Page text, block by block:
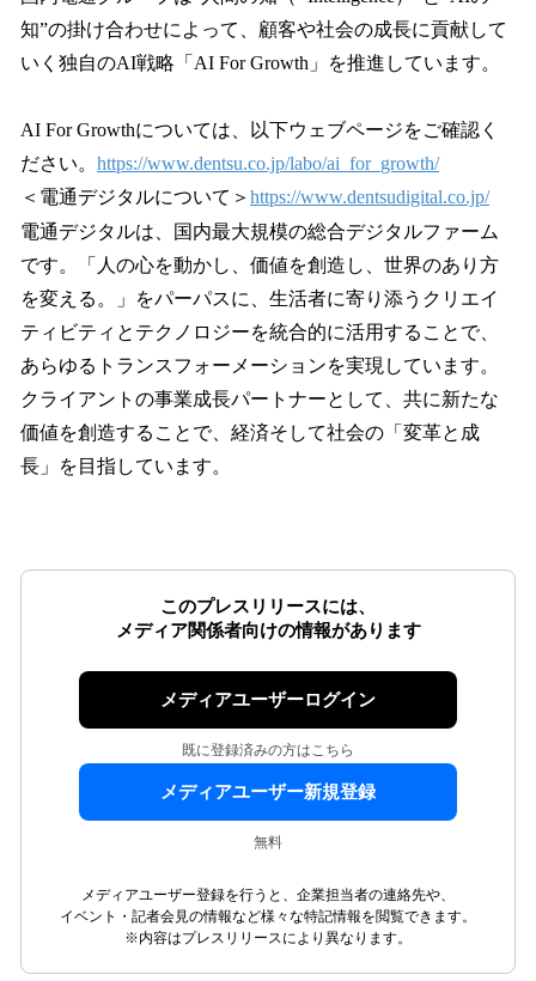
知”の掛け合わせによって、顧客や社会の成長に貢献して
いく独自のAI戦略「AI For Growth」を推進しています。
AI For Growthについては、以下ウェブページをご確認く
ださい。 https://www.dentsu.co.jp/labo/ai_for_growth/
＜電通デジタルについて＞ https://www.dentsudigital.co.jp/
電通デジタルは、国内最大規模の総合デジタルファーム
です。「人の心を動かし、価値を創造し、世界のあり方
を変える。」をパーパスに、生活者に寄り添うクリエイ
ティビティとテクノロジーを統合的に活用することで、
あらゆるトランスフォーメーションを実現しています。
クライアントの事業成長パートナーとして、共に新たな
価値を創造することで、経済そして社会の「変革と成
長」を目指しています。
このプレスリリースには、
メディア関係者向けの情報があります
メディアユーザーログイン
既に登録済みの方はこちら
メディアユーザー新規登録
無料
メディアユーザー登録を行うと、企業担当者の連絡先や、
イベント・記者会見の情報など様々な特記情報を閲覧できます。
※内容はプレスリリースにより異なります。